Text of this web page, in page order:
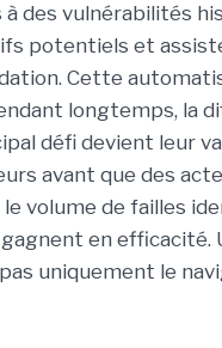
à des vulnérabilités
potentiels et
Cette
longtemps, la
défi devient leur
avant que des
volume de failles
en efficacité.
uniquement le